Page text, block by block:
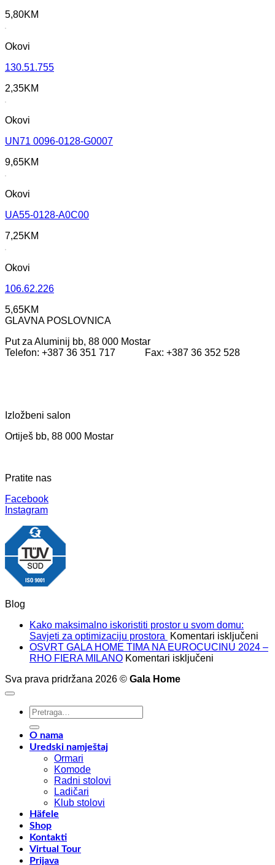
5,80KM
Okovi
130.51.755
2,35KM
Okovi
UN71 0096-0128-G0007
9,65KM
Okovi
UA55-0128-A0C00
7,25KM
Okovi
106.62.226
5,65KM
GLAVNA POSLOVNICA
Put za Aluminij bb, 88 000 Mostar
Telefon: +387 36 351 717 Fax: +387 36 352 528
Izložbeni salon
Ortiješ bb, 88 000 Mostar
Pratite nas
Facebook
Instagram
Blog
Kako maksimalno iskoristiti prostor u svom domu:
Savjeti za optimizaciju prostora
Komentari isključeni
OSVRT GALA HOME TIMA NA EUROCUCINU 2024 –
RHO FIERA MILANO Komentari isključeni
Sva prava pridržana 2026 © Gala Home
Pretraži:
O nama
Uredski namještaj
Ormari
Komode
Radni stolovi
Ladičari
Klub stolovi
Häfele
Shop
Kontakti
Virtual Tour
Prijava